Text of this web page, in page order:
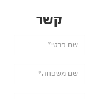
קשר